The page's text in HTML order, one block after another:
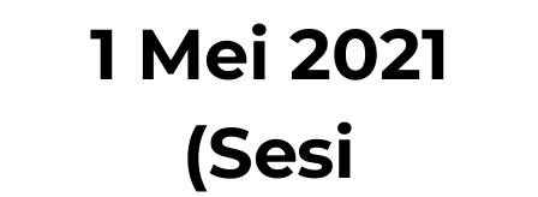
1 Mei 2021
(Sesi